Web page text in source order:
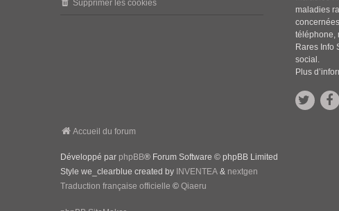
Supprimer les cookies
maladies
téléphone,
Rares Info
social.
Plus
Accueil du forum
Développé par phpBB® Forum Software © phpBB Limited
Style we_clearblue created by INVENTEA & nextgen
Traduction française officielle © Qiaeru